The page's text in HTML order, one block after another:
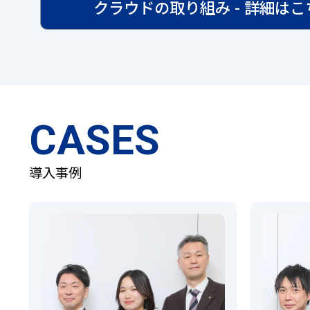
クラウドの取り組み - 詳細はこ
CASES
導入事例